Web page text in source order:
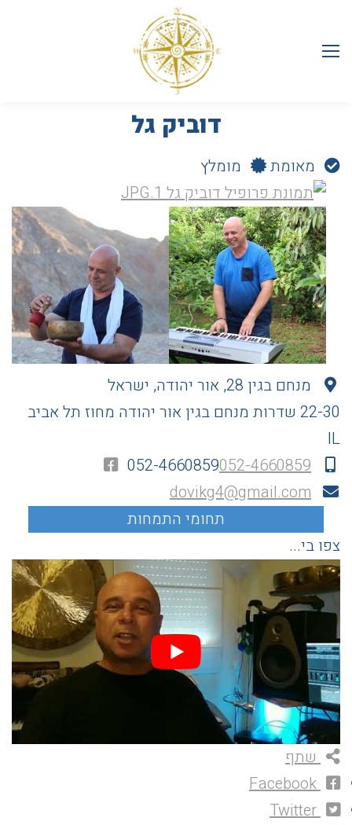
דוביק גל
מאומת מומלץ
מנחם בגין 28, אור יהודה, ישראל
22-30 שדרות מנחם בגין
אור יהודה מחוז תל אביב
IL
052-4660859052-4660859
dovikg4@gmail.com
צפו בי...
שתף
Facebook
Twitter